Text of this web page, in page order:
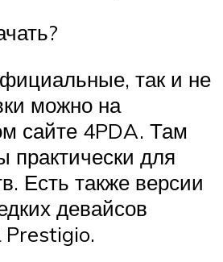
так и не
можно на
сайте 4PDA. Там
практически для
Есть также версии
девайсов
Prestigio.